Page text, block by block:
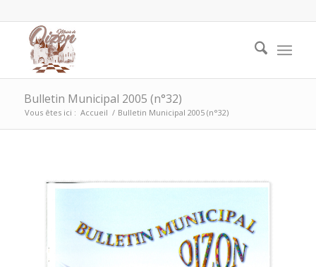
Bulletin Municipal 2005 (n°32)
Vous êtes ici : Accueil / Bulletin Municipal 2005 (n°32)